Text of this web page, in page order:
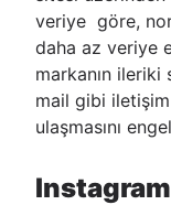
veriye göre,
daha az veriye
markanın
mail gibi
ulaşmasını